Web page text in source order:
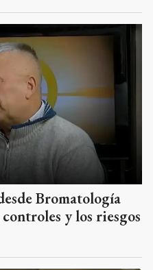
Bromatología
y los riesgos